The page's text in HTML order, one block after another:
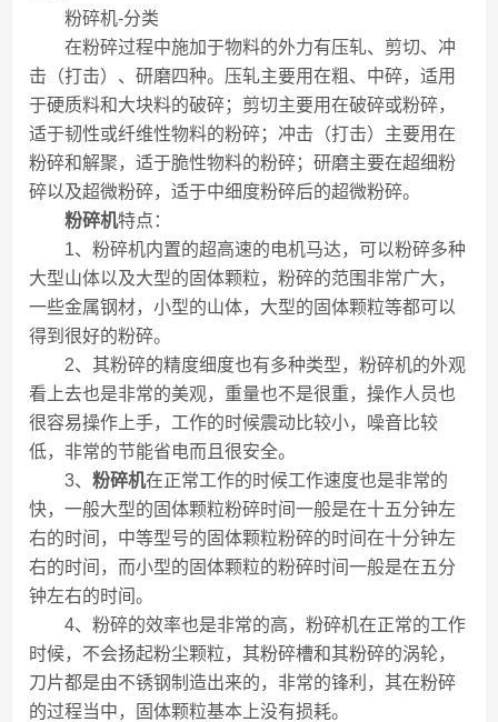
粉碎机-分类
在粉碎过程中施加于物料的外力有压轧、剪切、冲
击（打击）、研磨四种。压轧主要用在粗、中碎，适用
于硬质料和大块料的破碎；剪切主要用在破碎或粉碎，
适于韧性或纤维性物料的粉碎；冲击（打击）主要用在
粉碎和解聚，适于脆性物料的粉碎；研磨主要在超细粉
碎以及超微粉碎，适于中细度粉碎后的超微粉碎。
粉碎机特点：
1、粉碎机内置的超高速的电机马达，可以粉碎多种
大型山体以及大型的固体颗粒，粉碎的范围非常广大，
一些金属钢材，小型的山体，大型的固体颗粒等都可以
得到很好的粉碎。
2、其粉碎的精度细度也有多种类型，粉碎机的外观
看上去也是非常的美观，重量也不是很重，操作人员也
很容易操作上手，工作的时候震动比较小，噪音比较
低，非常的节能省电而且很安全。
3、粉碎机在正常工作的时候工作速度也是非常的
快，一般大型的固体颗粒粉碎时间一般是在十五分钟左
右的时间，中等型号的固体颗粒粉碎的时间在十分钟左
右的时间，而小型的固体颗粒的粉碎时间一般是在五分
钟左右的时间。
4、粉碎的效率也是非常的高，粉碎机在正常的工作
时候，不会扬起粉尘颗粒，其粉碎槽和其粉碎的涡轮，
刀片都是由不锈钢制造出来的，非常的锋利，其在粉碎
的过程当中，固体颗粒基本上没有损耗。